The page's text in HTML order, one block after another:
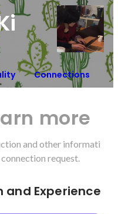
Connections
more
and other informati
request.